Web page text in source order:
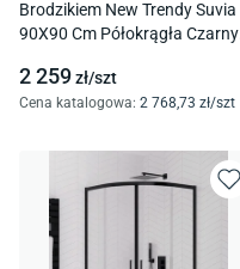
Brodzikiem New Trendy Suvia
90X90 Cm Półokrągła Czarny
2 259zł/szt
Cena katalogowa: 2 768,73 zł/szt